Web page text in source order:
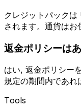
クレジットパック
されます。通貨はお
返金ポリシーは
はい, 返金ポリシー
規定の期間内であれ
Tools